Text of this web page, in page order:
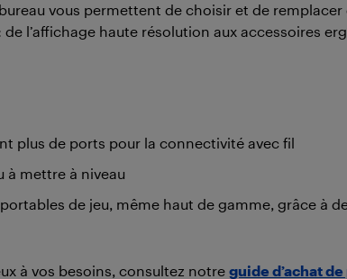
vous permettent de choisir et de
l’affichage haute résolution aux accessoires
plus de ports pour la connectivité avec fil
à mettre à niveau
de jeu, même haut de gamme, grâce à
à vos besoins, consultez notre guide d’achat